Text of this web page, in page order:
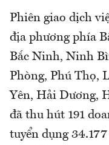
Phiên giao dịch
địa phương phía
Bắc Ninh, Ninh
Phòng, Phú Thọ,
Yên, Hải Dương,
đã thu hút 191
tuyển dụng